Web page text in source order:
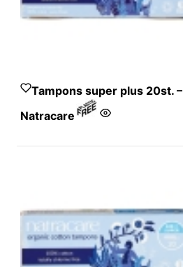
Tampons super plus 20st. –
Natracare
Katoen* 100%.